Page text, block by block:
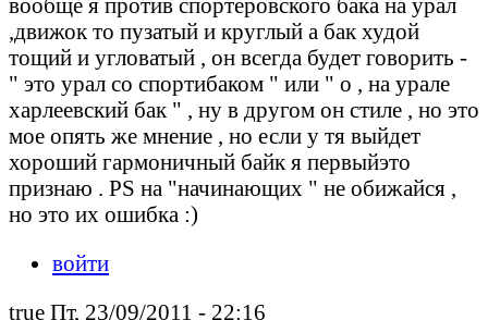
вообще я против спортеровского бака на урал
,движок то пузатый и круглый а бак худой
тощий и угловатый , он всегда будет говорить -
" это урал со спортибаком " или " о , на урале
харлеевский бак " , ну в другом он стиле , но это
мое опять же мнение , но если у тя выйдет
хороший гармоничный байк я первыйэто
признаю . PS на "начинающих " не обижайся ,
но это их ошибка :)
войти
true Пт, 23/09/2011 - 22:16